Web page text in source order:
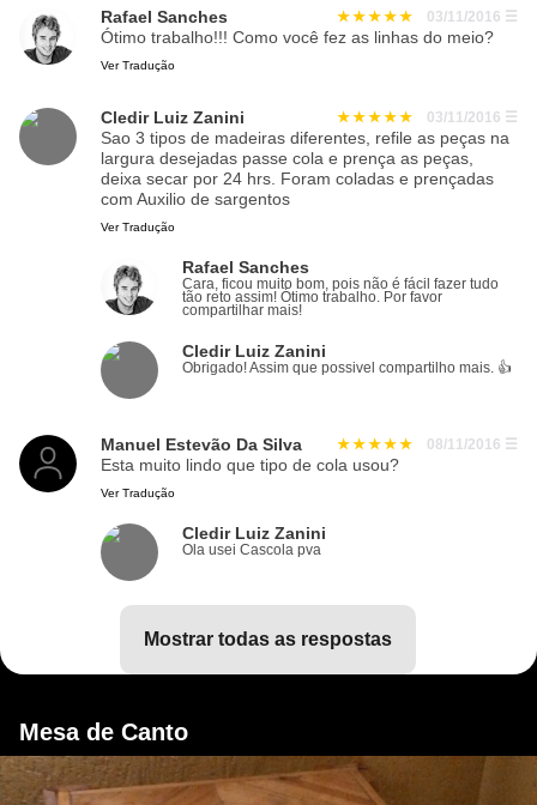
Rafael Sanches 03/11/2016 ☰
Ótimo trabalho!!! Como você fez as linhas do meio?
Ver Tradução
Cledir Luiz Zanini 03/11/2016 ☰
Sao 3 tipos de madeiras diferentes, refile as peças na
largura desejadas passe cola e prença as peças,
deixa secar por 24 hrs. Foram coladas e prençadas
com Auxilio de sargentos
Ver Tradução
Rafael Sanches
Cara, ficou muito bom, pois não é fácil fazer tudo
tão reto assim! Ótimo trabalho. Por favor
compartilhar mais!
Cledir Luiz Zanini
Obrigado! Assim que possivel compartilho mais. 👍
Manuel Estevão Da Silva 08/11/2016 ☰
Esta muito lindo que tipo de cola usou?
Ver Tradução
Cledir Luiz Zanini
Ola usei Cascola pva
mostrar todas as respostas
Mesa de Canto